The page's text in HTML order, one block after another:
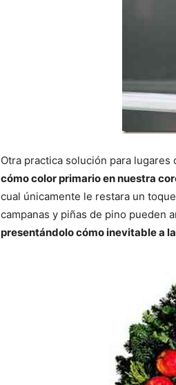
Otra practica solución para lugares
cómo color primario en nuestra
cual únicamente le restara un
campanas y piñas de pino pueden
presentándolo cómo inevitable a